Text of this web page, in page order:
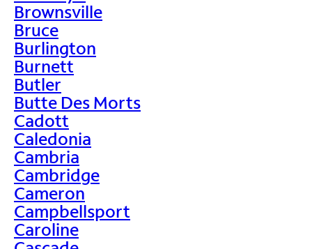
Brownsville
Bruce
Burlington
Burnett
Butler
Butte Des Morts
Cadott
Caledonia
Cambria
Cambridge
Cameron
Campbellsport
Caroline